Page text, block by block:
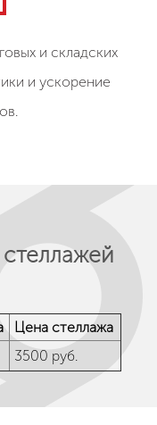
и складских
и ускорение
Цена стеллажа
3500 руб.